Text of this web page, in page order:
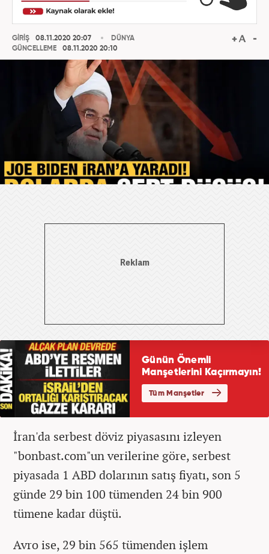
GİRİŞ
08.11.2020 20:07
GÜNCELLEME
08.11.2020 20:10
DÜNYA
İran'da serbest döviz piyasasını izleyen
"bonbast.com"un verilerine göre, serbest
piyasada 1 ABD dolarının satış fiyatı, son 5
günde 29 bin 100 tümenden 24 bin 900
tümene kadar düştü.
Avro ise, 29 bin 565 tümenden işlem